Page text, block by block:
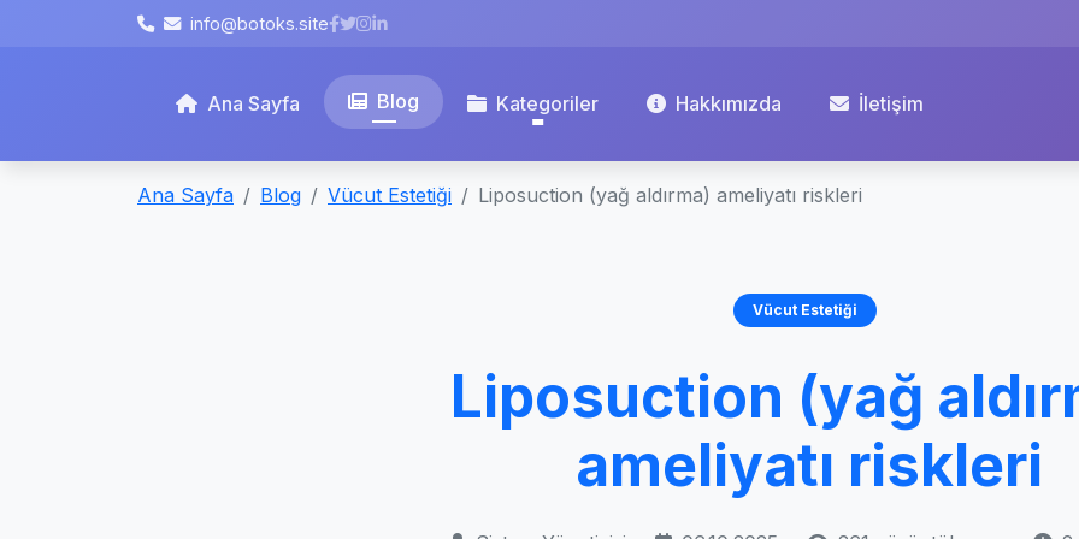
info@botoks.site
Ana Sayfa Blog Kategoriler Hakkımızda İletişim
Ana Sayfa Blog Vücut Estetiği Liposuction (yağ aldırma) ameliyatı riskleri
Vücut Estetiği
Liposuction (yağ
ameliyatı riskleri